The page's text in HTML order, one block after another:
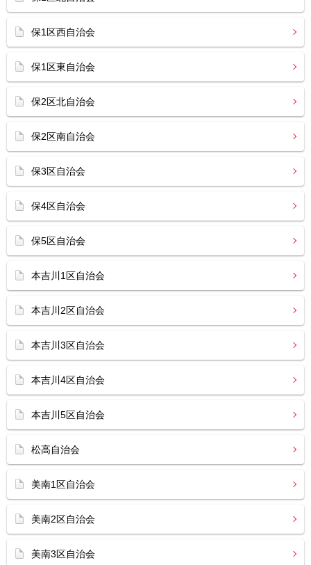
保1区西自治会
保1区東自治会
保2区北自治会
保2区南自治会
保3区自治会
保4区自治会
保5区自治会
本吉川1区自治会
本吉川2区自治会
本吉川3区自治会
本吉川4区自治会
本吉川5区自治会
松高自治会
美南1区自治会
美南2区自治会
美南3区自治会